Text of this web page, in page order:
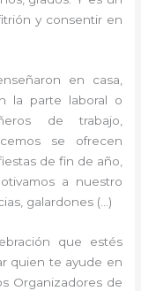
y consentir en
en casa,
la parte laboral o
de trabajo,
se ofrecen
de fin de año,
a nuestro
galardones (…)
que estés
quien te ayude en
Organizadores de